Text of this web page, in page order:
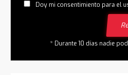
Doy mi consentimiento para el
* Durante 10 días nadie